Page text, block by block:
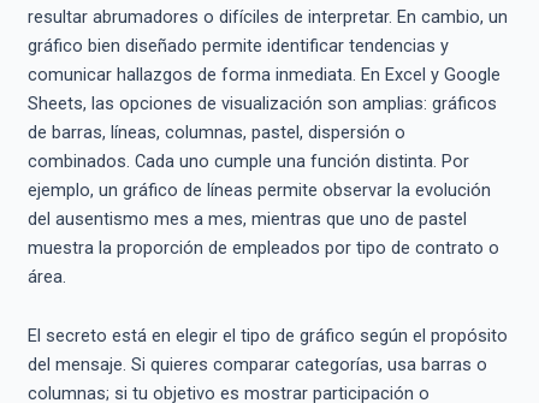
resultar abrumadores o difíciles de interpretar. En cambio, un
gráfico bien diseñado permite identificar tendencias y
comunicar hallazgos de forma inmediata. En Excel y Google
Sheets, las opciones de visualización son amplias: gráficos
de barras, líneas, columnas, pastel, dispersión o
combinados. Cada uno cumple una función distinta. Por
ejemplo, un gráfico de líneas permite observar la evolución
del ausentismo mes a mes, mientras que uno de pastel
muestra la proporción de empleados por tipo de contrato o
área.
El secreto está en elegir el tipo de gráfico según el propósito
del mensaje. Si quieres comparar categorías, usa barras o
columnas; si tu objetivo es mostrar participación o